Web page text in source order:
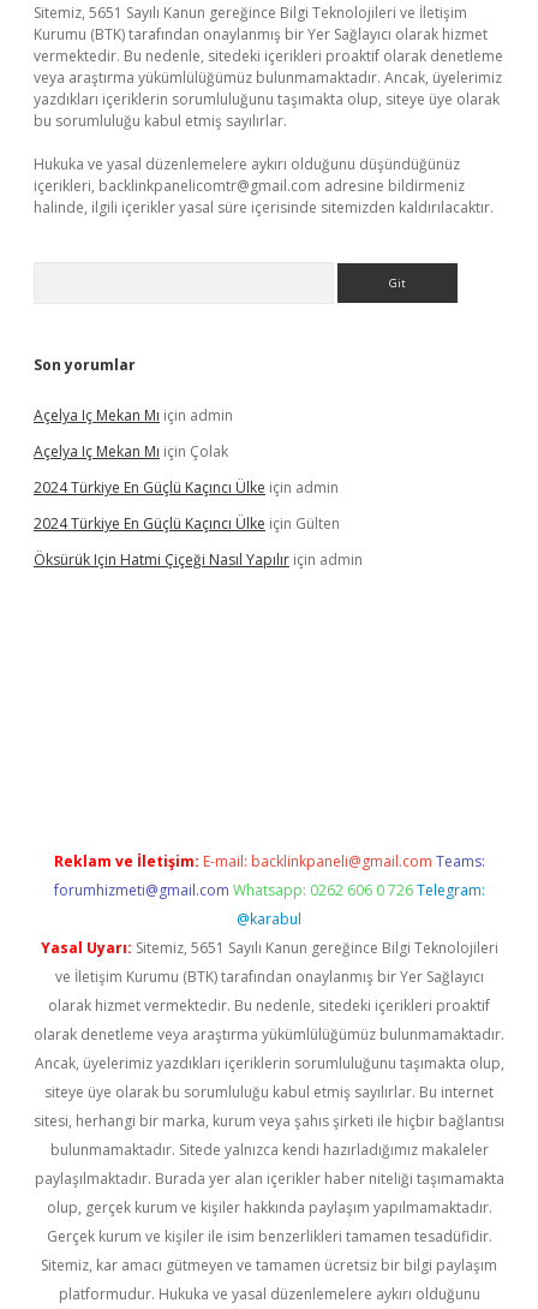
Sitemiz, 5651 Sayılı Kanun gereğince Bilgi Teknolojileri ve İletişim
Kurumu (BTK) tarafından onaylanmış bir Yer Sağlayıcı olarak hizmet
vermektedir. Bu nedenle, sitedeki içerikleri proaktif olarak denetleme
veya araştırma yükümlülüğümüz bulunmamaktadır. Ancak, üyelerimiz
yazdıkları içeriklerin sorumluluğunu taşımakta olup, siteye üye olarak
bu sorumluluğu kabul etmiş sayılırlar.
Hukuka ve yasal düzenlemelere aykırı olduğunu düşündüğünüz
içerikleri, backlinkpanelicomtr@gmail.com adresine bildirmeniz
halinde, ilgili içerikler yasal süre içerisinde sitemizden kaldırılacaktır.
Son yorumlar
Açelya Iç Mekan Mı için admin
Açelya Iç Mekan Mı için Çolak
2024 Türkiye En Güçlü Kaçıncı Ülke için admin
2024 Türkiye En Güçlü Kaçıncı Ülke için Gülten
Öksürük Için Hatmi Çiçeği Nasıl Yapılır için admin
Reklam ve İletişim: E-mail: backlinkpaneli@gmail.com Teams:
forumhizmeti@gmail.com Whatsapp: 0262 606 0 726 Telegram:
@karabul
Yasal Uyarı: Sitemiz, 5651 Sayılı Kanun gereğince Bilgi Teknolojileri
ve İletişim Kurumu (BTK) tarafından onaylanmış bir Yer Sağlayıcı
olarak hizmet vermektedir. Bu nedenle, sitedeki içerikleri proaktif
olarak denetleme veya araştırma yükümlülüğümüz bulunmamaktadır.
Ancak, üyelerimiz yazdıkları içeriklerin sorumluluğunu taşımakta olup,
siteye üye olarak bu sorumluluğu kabul etmiş sayılırlar. Bu internet
sitesi, herhangi bir marka, kurum veya şahıs şirketi ile hiçbir bağlantısı
bulunmamaktadır. Sitede yalnızca kendi hazırladığımız makaleler
paylaşılmaktadır. Burada yer alan içerikler haber niteliği taşımamakta
olup, gerçek kurum ve kişiler hakkında paylaşım yapılmamaktadır.
Gerçek kurum ve kişiler ile isim benzerlikleri tamamen tesadüfidir.
Sitemiz, kar amacı gütmeyen ve tamamen ücretsiz bir bilgi paylaşım
platformudur. Hukuka ve yasal düzenlemelere aykırı olduğunu